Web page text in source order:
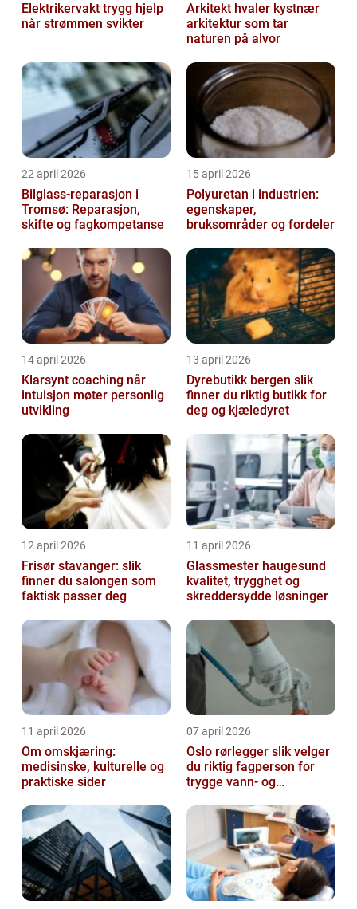
Elektrikervakt trygg hjelp
når strømmen svikter
Arkitekt hvaler kystnær
arkitektur som tar
naturen på alvor
22 april 2026
Bilglass-reparasjon i
Tromsø: Reparasjon,
skifte og fagkompetanse
15 april 2026
Polyuretan i industrien:
egenskaper,
bruksområder og fordeler
14 april 2026
Klarsynt coaching når
intuisjon møter personlig
utvikling
13 april 2026
Dyrebutikk bergen slik
finner du riktig butikk for
deg og kjæledyret
12 april 2026
Frisør stavanger: slik
finner du salongen som
faktisk passer deg
11 april 2026
Glassmester haugesund
kvalitet, trygghet og
skreddersydde løsninger
11 april 2026
Om omskjæring:
medisinske, kulturelle og
praktiske sider
07 april 2026
Oslo rørlegger slik velger
du riktig fagperson for
trygge vann- og